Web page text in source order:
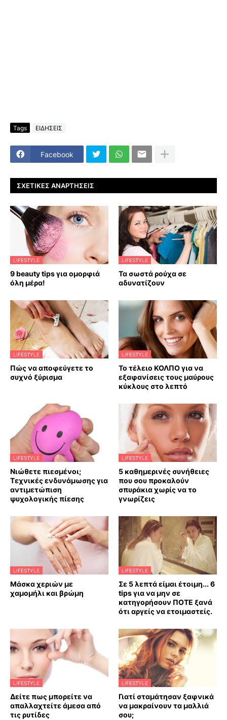
Tags ΕΙΔΗΣΕΙΣ
Facebook
ΣΧΕΤΙΚΈΣ ΑΝΑΡΤΉΣΕΙΣ
LIFESTYLE
9 beauty tips για ομορφιά
όλη μέρα!
LIFESTYLE
Τα σωστά ρούχα σε
αδυνατίζουν
LIFESTYLE
Πώς να αποφεύγετε το
συχνό ξύρισμα
LIFESTYLE
Το τέλειο ΚΟΛΠΟ για να
εξαφανίσεις τους μαύρους
κύκλους στο λεπτό
LIFESTYLE
Νιώθετε πιεσμένοι;
Τεχνικές ενδυνάμωσης για
αντιμετώπιση
ψυχολογικής πίεσης
LIFESTYLE
5 καθημερινές συνήθειες
που σου προκαλούν
σπυράκια χωρίς να το
γνωρίζεις
LIFESTYLE
Mάσκα χεριών με
χαμομήλι και βρώμη
LIFESTYLE
Σε 5 λεπτά είμαι έτοιμη... 6
tips για να μην σε
κατηγορήσουν ΠΟΤΕ ξανά
ότι αργείς να ετοιμαστείς.
LIFESTYLE
Δείτε πως μπορείτε να
απαλλαχτείτε άμεσα από
τις ρυτίδες
LIFESTYLE
Γιατί σταμάτησαν ξαφνικά
να μακραίνουν τα μαλλιά
σου;